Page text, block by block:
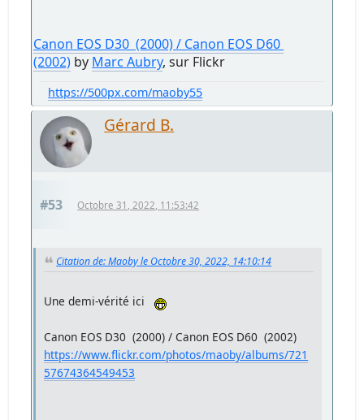
Canon EOS D30 (2000) / Canon EOS D60
(2002) by Marc Aubry, sur Flickr
https://500px.com/maoby55
Gérard B.
#53 Octobre 31, 2022, 11:53:42
Citation de: Maoby le Octobre 30, 2022, 14:10:14
Une demi-vérité ici
Canon EOS D30 (2000) / Canon EOS D60 (2002)
https://www.flickr.com/photos/maoby/albums/721
57674364549453